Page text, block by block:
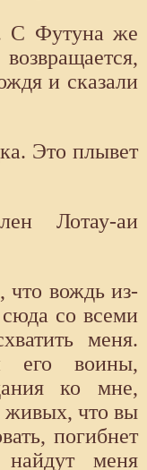
С Футуна же
и сказали
Это плывет
Лотау-аи
что вождь из-
со всеми
меня.
его воины,
ко мне,
живых, что вы
погибнет
меня